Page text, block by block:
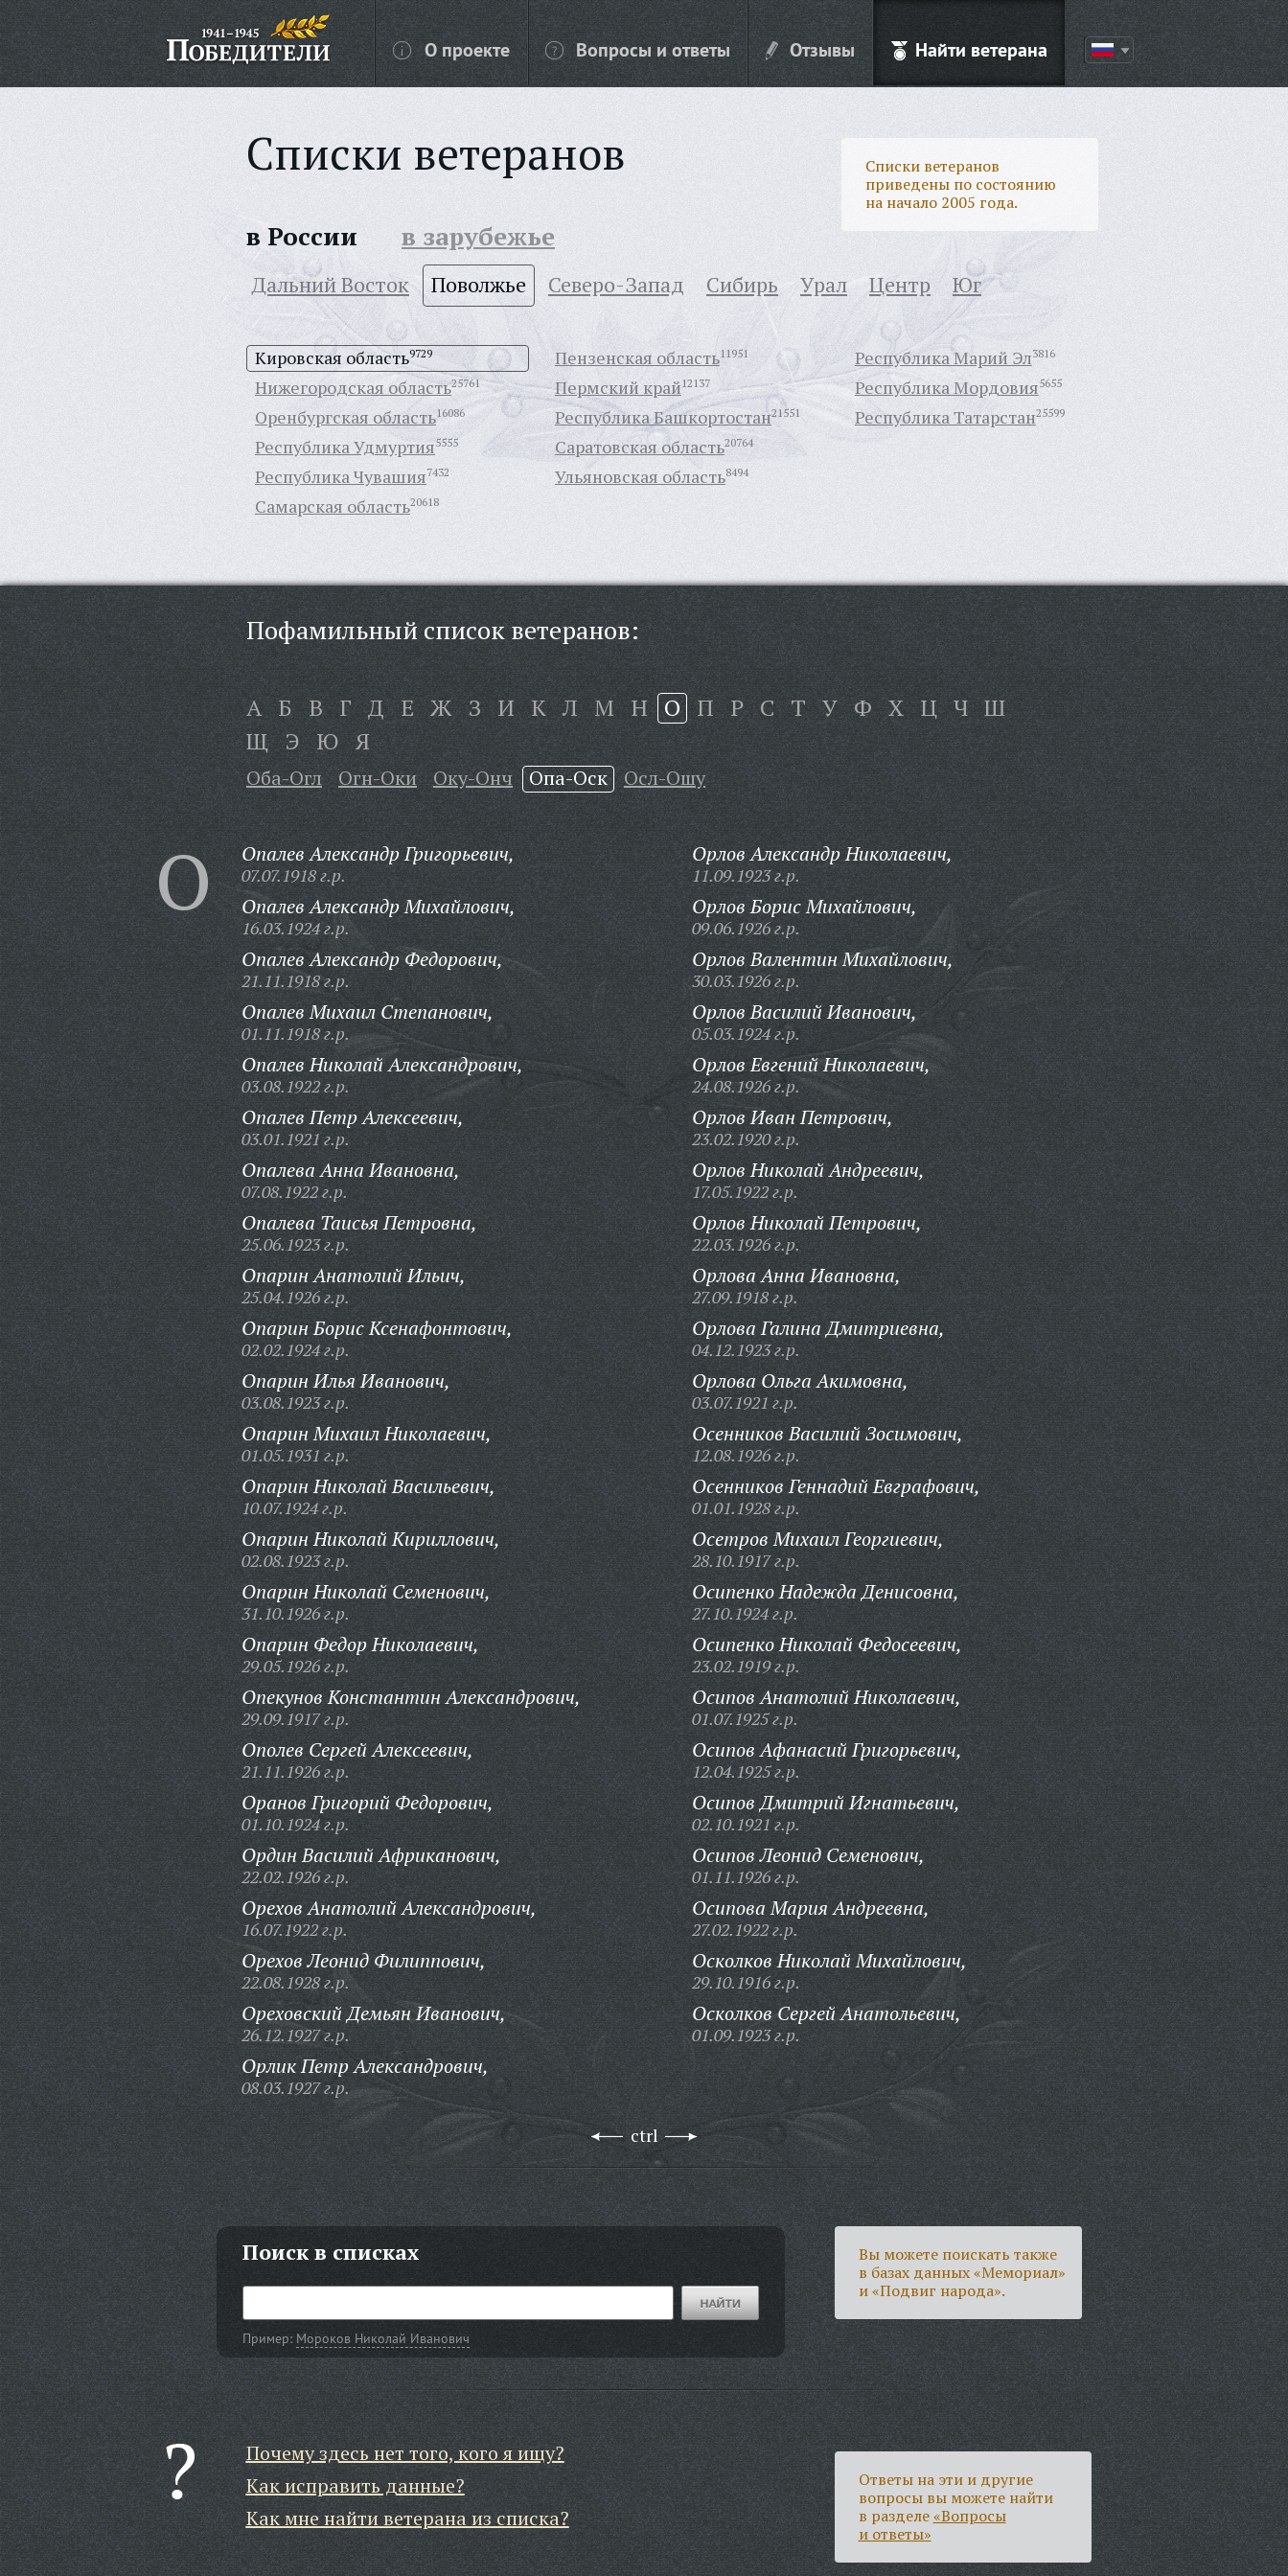
О проекте Вопросы и ответы Отзывы Найти ветерана
Списки ветеранов
Списки ветеранов
приведены по состоянию
на начало 2005 года.
в России в зарубежье
Дальний Восток Поволжье Северо-Запад Сибирь Урал Центр Юг
Кировская область9729
Нижегородская область25761
Оренбургская область16086
Пензенская область11951
Пермский край12137
Республика Башкортостан21551
Республика Марий Эл3816
Республика Мордовия5655
Республика Татарстан25599
Республика Удмуртия5555
Республика Чувашия7432
Самарская область20618
Саратовская область20764
Ульяновская область8494
Пофамильный список ветеранов:
А Б В Г Д Е Ж З И К Л М Н О П Р С Т У Ф Х Ц Ч Ш
Щ Э Ю Я
Оба-Огл Огн-Оки Оку-Онч Опа-Оск Осл-Ошу
О Опалев Александр Григорьевич,
07.07.1918 г.р.
Опалев Александр Михайлович,
16.03.1924 г.р.
Опалев Александр Федорович,
21.11.1918 г.р.
Опалев Михаил Степанович,
01.11.1918 г.р.
Опалев Николай Александрович,
03.08.1922 г.р.
Опалев Петр Алексеевич,
03.01.1921 г.р.
Опалева Анна Ивановна,
07.08.1922 г.р.
Опалева Таисья Петровна,
25.06.1923 г.р.
Опарин Анатолий Ильич,
25.04.1926 г.р.
Опарин Борис Ксенафонтович,
02.02.1924 г.р.
Опарин Илья Иванович,
03.08.1923 г.р.
Опарин Михаил Николаевич,
01.05.1931 г.р.
Опарин Николай Васильевич,
10.07.1924 г.р.
Опарин Николай Кириллович,
02.08.1923 г.р.
Опарин Николай Семенович,
31.10.1926 г.р.
Опарин Федор Николаевич,
29.05.1926 г.р.
Опекунов Константин Александрович,
29.09.1917 г.р.
Ополев Сергей Алексеевич,
21.11.1926 г.р.
Оранов Григорий Федорович,
01.10.1924 г.р.
Ордин Василий Африканович,
22.02.1926 г.р.
Орехов Анатолий Александрович,
16.07.1922 г.р.
Орехов Леонид Филиппович,
22.08.1928 г.р.
Ореховский Демьян Иванович,
26.12.1927 г.р.
Орлик Петр Александрович,
08.03.1927 г.р.
Орлов Александр Николаевич,
11.09.1923 г.р.
Орлов Борис Михайлович,
09.06.1926 г.р.
Орлов Валентин Михайлович,
30.03.1926 г.р.
Орлов Василий Иванович,
05.03.1924 г.р.
Орлов Евгений Николаевич,
24.08.1926 г.р.
Орлов Иван Петрович,
23.02.1920 г.р.
Орлов Николай Андреевич,
17.05.1922 г.р.
Орлов Николай Петрович,
22.03.1926 г.р.
Орлова Анна Ивановна,
27.09.1918 г.р.
Орлова Галина Дмитриевна,
04.12.1923 г.р.
Орлова Ольга Акимовна,
03.07.1921 г.р.
Осенников Василий Зосимович,
12.08.1926 г.р.
Осенников Геннадий Евграфович,
01.01.1928 г.р.
Осетров Михаил Георгиевич,
28.10.1917 г.р.
Осипенко Надежда Денисовна,
27.10.1924 г.р.
Осипенко Николай Федосеевич,
23.02.1919 г.р.
Осипов Анатолий Николаевич,
01.07.1925 г.р.
Осипов Афанасий Григорьевич,
12.04.1925 г.р.
Осипов Дмитрий Игнатьевич,
02.10.1921 г.р.
Осипов Леонид Семенович,
01.11.1926 г.р.
Осипова Мария Андреевна,
27.02.1922 г.р.
Осколков Николай Михайлович,
29.10.1916 г.р.
Осколков Сергей Анатольевич,
01.09.1923 г.р.
ctrl
Поиск в списках
Пример: Мороков Николай Иванович
Вы можете поискать также
в базах данных «Мемориал»
и «Подвиг народа».
Почему здесь нет того, кого я ищу?
Как исправить данные?
Как мне найти ветерана из списка?
Ответы на эти и другие
вопросы вы можете найти
в разделе«Вопросы
и ответы»